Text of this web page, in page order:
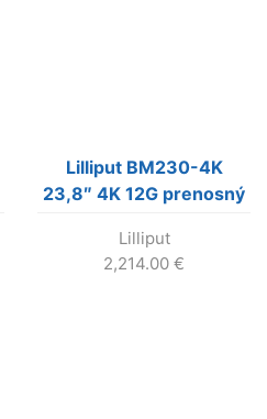
Lilliput BM230-4K
23,8″ 4K 12G prenosný
LUT
Lilliput
2,214.00 €